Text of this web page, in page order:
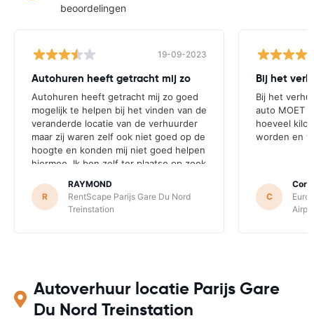
beoordelingen
19-09-2023
Autohuren heeft getracht mij zo
Autohuren heeft getracht mij zo goed
mogelijk te helpen bij het vinden van de
veranderde locatie van de verhuurder
maar zij waren zelf ook niet goed op de
hoogte en konden mij niet goed helpen
hiermee. Ik ben zelf ter plaatse op zoek
hetgeen ervoor heeft gezorgd dat ik
mijn afspraak gemist heb.
R
RAYMOND
RentScape Parijs Gare Du Nord
Treinstation
Bij het
Bij het
auto MOET
hoeveel
worden en
C
Autoverhuur locatie Parijs Gare
Du Nord Treinstation